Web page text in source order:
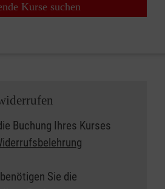
Kurse suchen
Buchung Ihres Kurses
Sie die